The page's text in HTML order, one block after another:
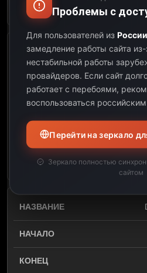
Проблемы с
Для пользователей из России
замедление работы сайта
нестабильной работы
провайдеров. Если сайт
работает с перебоями,
воспользоваться
Перейти на зеркало
Зеркало полностью
сайтом